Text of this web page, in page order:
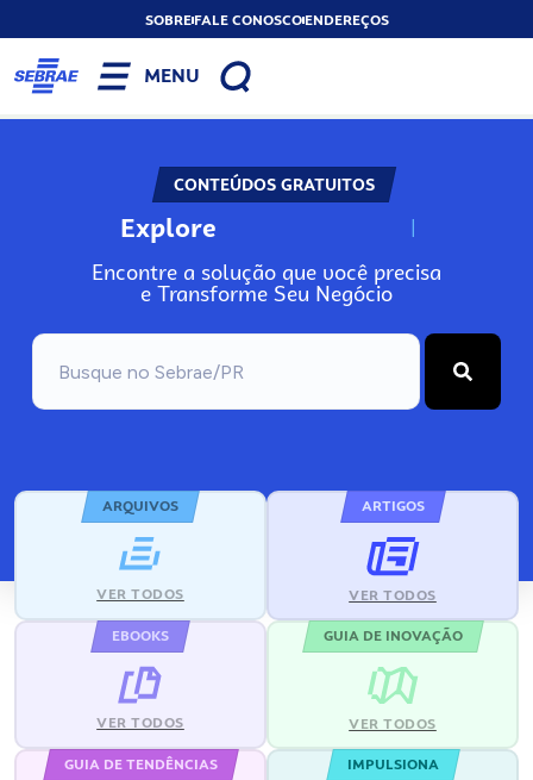
SOBREFALE CONOSCOENDEREÇOS
MENU
CONTEÚDOS GRATUITOS
Explore N
Encontre a solução que você precisa
e Transforme Seu Negócio
ARQUIVOS
VER TODOS
ARTIGOS
VER TODOS
EBOOKS
VER TODOS
GUIA DE INOVAÇÃO
VER TODOS
GUIA DE TENDÊNCIAS IMPULSIONA